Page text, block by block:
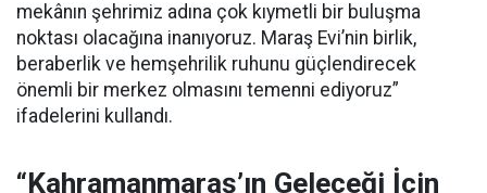
mekânın şehrimiz adına çok kıymetli bir buluşma
noktası olacağına inanıyoruz. Maraş Evi’nin birlik,
beraberlik ve hemşehrilik ruhunu güçlendirecek
önemli bir merkez olmasını temenni ediyoruz”
ifadelerini kullandı.
“Kahramanmaraş’ın Geleceği İçin